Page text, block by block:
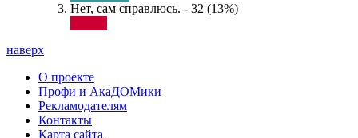
Нет, сам справлюсь. - 32 (13%)
наверх
О проекте
Профи и АкаДОМики
Рекламодателям
Контакты
Карта сайта